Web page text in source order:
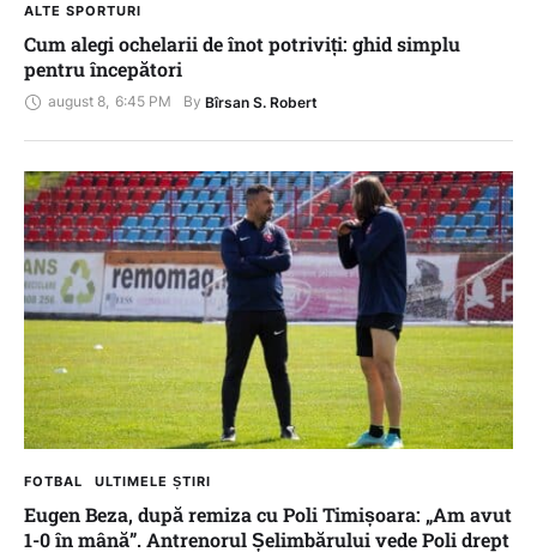
ALTE SPORTURI
Cum alegi ochelarii de înot potriviți: ghid simplu
pentru începători
august 8, 6:45 PM By Bîrsan S. Robert
FOTBAL ULTIMELE ȘTIRI
Eugen Beza, după remiza cu Poli Timișoara: „Am avut
1-0 în mână”. Antrenorul Șelimbărului vede Poli drept